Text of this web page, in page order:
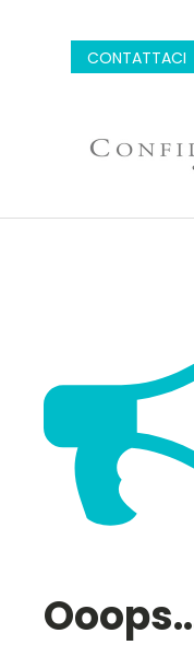
CONTATTACI